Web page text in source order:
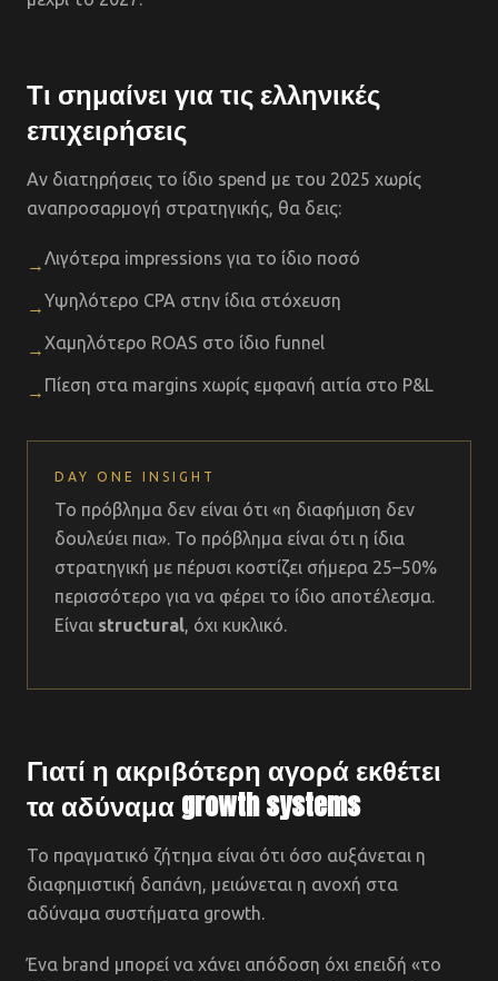
Τι σημαίνει για τις ελληνικές
επιχειρήσεις
Αν διατηρήσεις το ίδιο spend με του 2025 χωρίς
αναπροσαρμογή στρατηγικής, θα δεις:
→Λιγότερα impressions για το ίδιο ποσό
→Υψηλότερο CPA στην ίδια στόχευση
→Χαμηλότερο ROAS στο ίδιο funnel
→ Πίεση στα margins χωρίς εμφανή αιτία στο P&L
DAY ONE INSIGHT
Το πρόβλημα δεν είναι ότι «η διαφήμιση δεν
δουλεύει πια». Το πρόβλημα είναι ότι η ίδια
στρατηγική με πέρυσι κοστίζει σήμερα 25–50%
περισσότερο για να φέρει το ίδιο αποτέλεσμα.
Είναι structural, όχι κυκλικό.
Γιατί η ακριβότερη αγορά εκθέτει
τα αδύναμα growth systems
Το πραγματικό ζήτημα είναι ότι όσο αυξάνεται η
διαφημιστική δαπάνη, μειώνεται η ανοχή στα
αδύναμα συστήματα growth.
Ένα brand μπορεί να χάνει απόδοση όχι επειδή «το